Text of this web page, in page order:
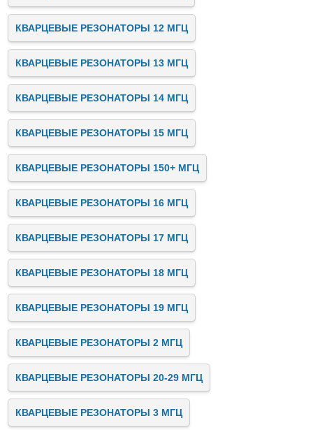
КВАРЦЕВЫЕ РЕЗОНАТОРЫ 12 МГЦ
КВАРЦЕВЫЕ РЕЗОНАТОРЫ 13 МГЦ
КВАРЦЕВЫЕ РЕЗОНАТОРЫ 14 МГЦ
КВАРЦЕВЫЕ РЕЗОНАТОРЫ 15 МГЦ
КВАРЦЕВЫЕ РЕЗОНАТОРЫ 150+ МГЦ
КВАРЦЕВЫЕ РЕЗОНАТОРЫ 16 МГЦ
КВАРЦЕВЫЕ РЕЗОНАТОРЫ 17 МГЦ
КВАРЦЕВЫЕ РЕЗОНАТОРЫ 18 МГЦ
КВАРЦЕВЫЕ РЕЗОНАТОРЫ 19 МГЦ
КВАРЦЕВЫЕ РЕЗОНАТОРЫ 2 МГЦ
КВАРЦЕВЫЕ РЕЗОНАТОРЫ 20-29 МГЦ
КВАРЦЕВЫЕ РЕЗОНАТОРЫ 3 МГЦ